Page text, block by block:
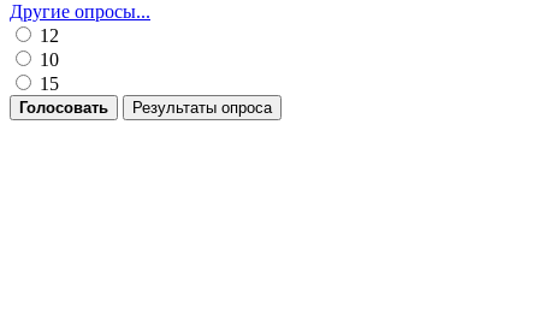
Другие опросы...
12
10
15
Голосовать Результаты опроса